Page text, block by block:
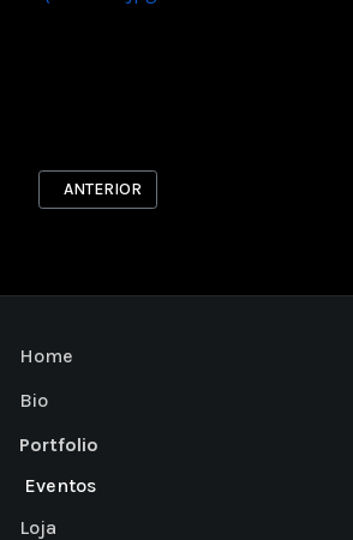
ARTIGO ANTERIOR: TROFÉU HEINEKEN F1
ANTERIOR
Home
Bio
Portfolio
Eventos
Loja